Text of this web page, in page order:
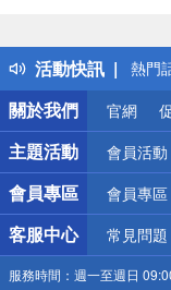
活動快訊
得獎
熱門
銀行
偏遠
詐騙
關於我們
官網
主題活動 會員活動
會員專區 會員專區
客服中心 常見問題
服務時間： 週一至週日